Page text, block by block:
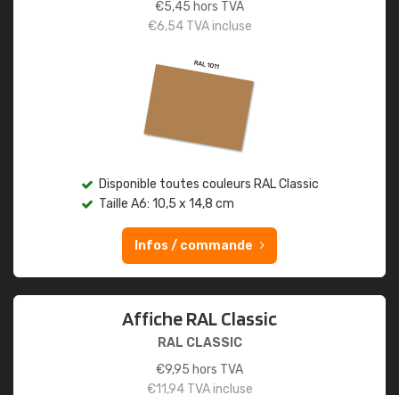
€5,45 hors TVA
€6,54TVA incluse
Disponible toutes couleurs RAL Classic
Taille A6: 10,5 x 14,8 cm
Infos / commande
Affiche RAL Classic
RAL CLASSIC
€9,95 hors TVA
€11,94TVA incluse